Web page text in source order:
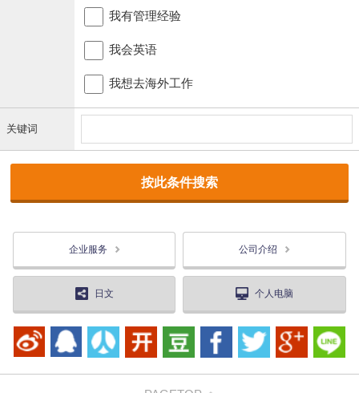
我有管理经验
我会英语
我想去海外工作
关键词
企业服务 公司介绍
日文 个人电脑